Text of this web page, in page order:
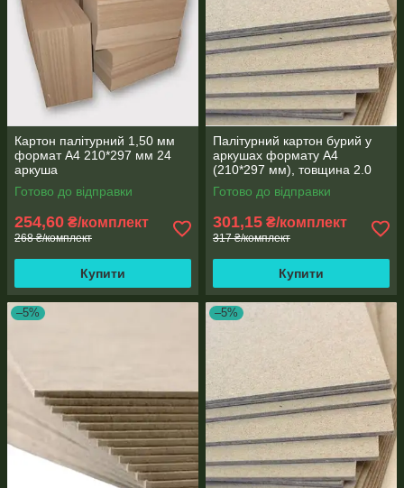
Картон палітурний 1,50 мм
формат А4 210*297 мм 24
аркуша
Готово до відправки
254,60 ₴/комплект
268 ₴/комплект
Купити
Палітурний картон бурий у
аркушах формату А4
(210*297 мм), товщина 2.0
мм, пакування 24 аркуша
Готово до відправки
301,15 ₴/комплект
317 ₴/комплект
Купити
–5% –5%